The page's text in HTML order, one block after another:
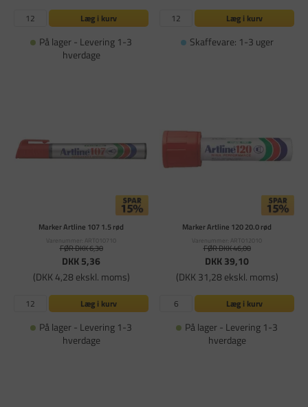
Læg i kurv
På lager - Levering 1-3
hverdage
Læg i kurv
Skaffevare: 1-3 uger
Marker Artline 107 1.5 rød
Varenummer: ART010710
FØR DKK 6,30
DKK 5,36
(DKK 4,28 ekskl. moms)
Læg i kurv
På lager - Levering 1-3
hverdage
Marker Artline 120 20.0 rød
Varenummer: ART012010
FØR DKK 46,00
DKK 39,10
(DKK 31,28 ekskl. moms)
Læg i kurv
På lager - Levering 1-3
hverdage